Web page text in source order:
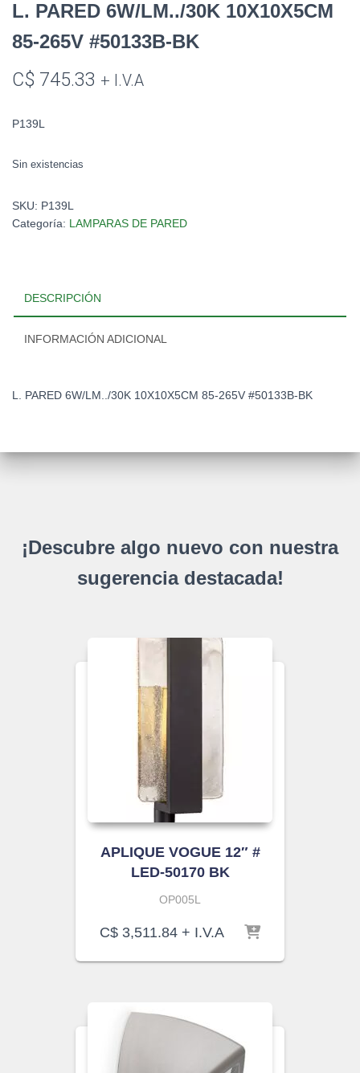
L. PARED 6W/LM../30K 10X10X5CM
85-265V #50133B-BK
C$ 745.33 + I.V.A
P139L
Sin existencias
SKU: P139L
Categoría: LAMPARAS DE PARED
DESCRIPCIÓN
INFORMACIÓN ADICIONAL
L. PARED 6W/LM../30K 10X10X5CM 85-265V #50133B-BK
¡Descubre algo nuevo con nuestra
sugerencia destacada!
APLIQUE VOGUE 12″ #
LED-50170 BK
OP005L
C$ 3,511.84 + I.V.A